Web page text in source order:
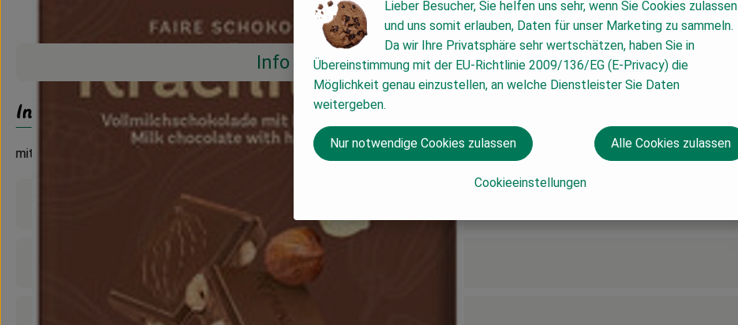
Info
Info
mit ganzen Haselnüssen
Produktinformationen
Lieber Besucher, Sie helfen uns sehr, wenn Sie Cookies zulassen
und uns somit erlauben, Daten für unser Marketing zu sammeln.
Da wir Ihre Privatsphäre sehr wertschätzen, haben Sie in
Übereinstimmung mit der EU-Richtlinie 2009/136/EG (E-Privacy) die
Möglichkeit genau einzustellen, an welche Dienstleister Sie Daten
weitergeben.
Cookieeinstellungen
Nur notwendige Cookies zulassen Alle Cookies zulassen